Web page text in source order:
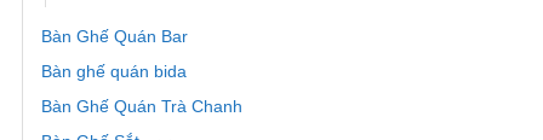
Bàn Ghế Quán Bar
Bàn ghế quán bida
Bàn Ghế Quán Trà Chanh